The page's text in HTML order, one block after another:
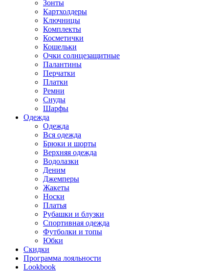
Зонты
Картхолдеры
Ключницы
Комплекты
Косметички
Кошельки
Очки солнцезащитные
Палантины
Перчатки
Платки
Ремни
Снуды
Шарфы
Одежда
Одежда
Вся одежда
Брюки и шорты
Верхняя одежда
Водолазки
Деним
Джемперы
Жакеты
Носки
Платья
Рубашки и блузки
Спортивная одежда
Футболки и топы
Юбки
Скидки
Программа лояльности
Lookbook